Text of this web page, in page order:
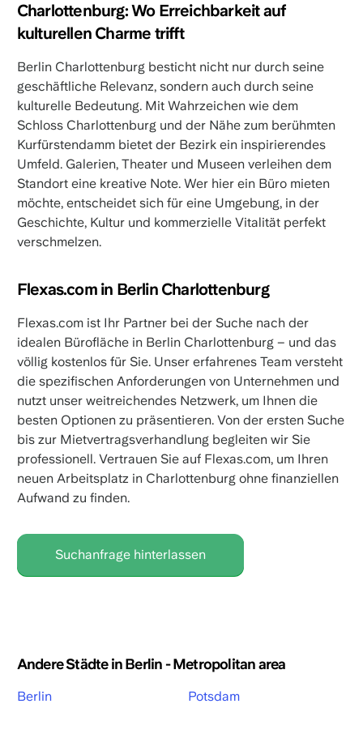
Charlottenburg: Wo Erreichbarkeit auf
kulturellen Charme trifft
Berlin Charlottenburg besticht nicht nur durch seine
geschäftliche Relevanz, sondern auch durch seine
kulturelle Bedeutung. Mit Wahrzeichen wie dem
Schloss Charlottenburg und der Nähe zum berühmten
Kurfürstendamm bietet der Bezirk ein inspirierendes
Umfeld. Galerien, Theater und Museen verleihen dem
Standort eine kreative Note. Wer hier ein Büro mieten
möchte, entscheidet sich für eine Umgebung, in der
Geschichte, Kultur und kommerzielle Vitalität perfekt
verschmelzen.
Flexas.com in Berlin Charlottenburg
Flexas.com ist Ihr Partner bei der Suche nach der
idealen Bürofläche in Berlin Charlottenburg – und das
völlig kostenlos für Sie. Unser erfahrenes Team versteht
die spezifischen Anforderungen von Unternehmen und
nutzt unser weitreichendes Netzwerk, um Ihnen die
besten Optionen zu präsentieren. Von der ersten Suche
bis zur Mietvertragsverhandlung begleiten wir Sie
professionell. Vertrauen Sie auf Flexas.com, um Ihren
neuen Arbeitsplatz in Charlottenburg ohne finanziellen
Aufwand zu finden.
Suchanfrage hinterlassen
Andere Städte in Berlin - Metropolitan area
Berlin Potsdam